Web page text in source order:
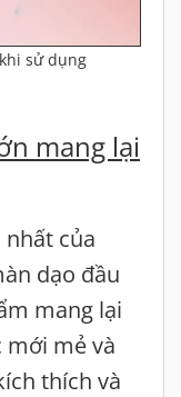
sử dụng
mang lại
của
dạo đầu
mang lại
mẻ và
thích và